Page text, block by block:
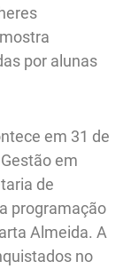
por alunas
em 31 de
em
de
programação
Almeida. A
no